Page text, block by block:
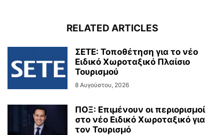
RELATED ARTICLES
ΣΕΤΕ: Τοποθέτηση για το νέο
Ειδικό Χωροταξικό Πλαίσιο
Τουρισμού
8 Αυγούστου, 2026
ΠΟΞ: Επιμένουν οι περιορισμοί
στο νέο Ειδικό Χωροταξικό για
τον Τουρισμό